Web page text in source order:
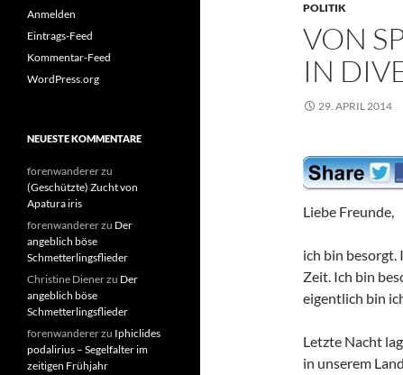
POLITIK
VON
IN
29. APRIL 2014
Liebe Freunde,
ich bin besorgt.
Zeit. Ich bin
eigentlich bin
Letzte Nacht
in unserem
Anmelden
Eintrags-Feed
Kommentar-Feed
WordPress.org
NEUESTE KOMMENTARE
forenwandererzu
(Geschützte) Zucht von
Apatura iris
forenwandererzu Der
angeblich böse
Schmetterlingsflieder
Christine Dienerzu Der
angeblich böse
Schmetterlingsflieder
forenwandererzu Iphiclides
podalirius – Segelfalter im
zeitigen Frühjahr